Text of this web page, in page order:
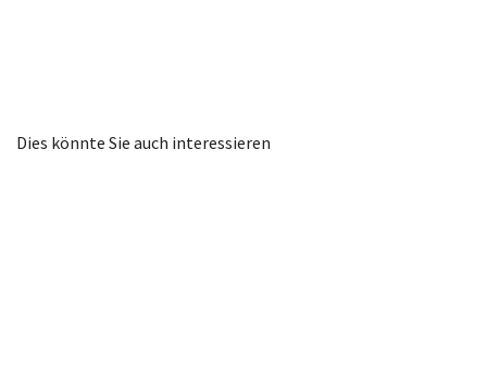
Dies könnte Sie auch interessieren